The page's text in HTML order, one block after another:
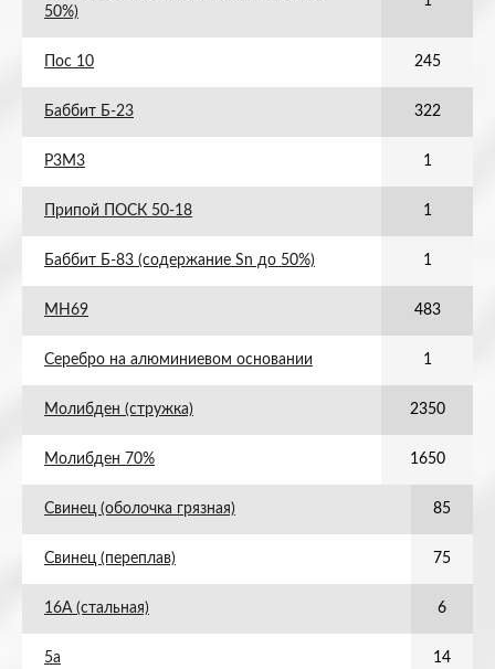
50%)
Пос 10 245
Баббит Б-23 322
Р3М3 1
Припой ПОСК 50-18 1
Баббит Б-83 (содержание Sn до 50%) 1
МН69 483
Серебро на алюминиевом основании 1
Молибден (стружка) 2350
Молибден 70% 1650
Свинец (оболочка грязная) 85
Свинец (переплав) 75
16А (стальная) 6
5а 14